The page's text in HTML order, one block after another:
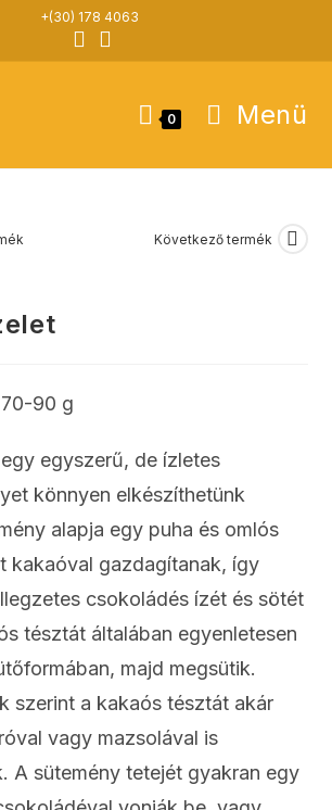
+(30) 178 4063
0 Menü
Következő termék
90 g
egyszerű, de ízletes
könnyen elkészíthetünk
alapja egy puha és omlós
kakaóval gazdagítanak, így
csokoládés ízét és sötét
tésztát általában egyenletesen
majd megsütik.
szerint a kakaós tésztát akár
vagy mazsolával is
A sütemény tetejét gyakran egy